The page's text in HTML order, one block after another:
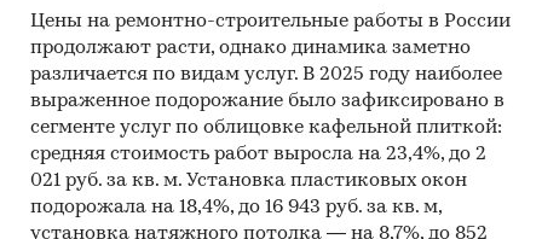
Цены на ремонтно-строительные работы в России
продолжают расти, однако динамика заметно
различается по видам услуг. В 2025 году наиболее
выраженное подорожание было зафиксировано в
сегменте услуг по облицовке кафельной плиткой:
средняя стоимость работ выросла на 23,4%, до 2
021 руб. за кв. м. Установка пластиковых окон
подорожала на 18,4%, до 16 943 руб. за кв. м,
установка натяжного потолка — на 8,7%, до 852